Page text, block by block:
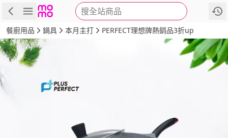
搜全站商品
商品 評價 詳情
餐廚用品 鍋具 本月主打 PERFECT理想牌熱銷品3折up